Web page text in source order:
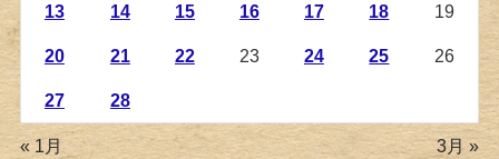
13 14 15 16 17 18 19
20 21 22 23 24 25 26
27 28
« 1月 3月 »